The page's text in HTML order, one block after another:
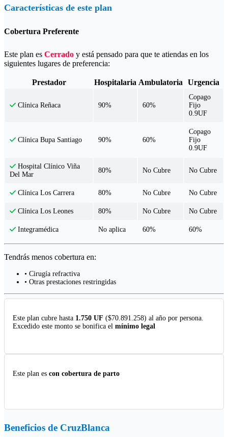
Características de este plan
Cobertura Preferente
Este plan es Cerrado y está pensado para que te atiendas en los
siguientes lugares de preferencia:
Prestador Hospitalaria Ambulatoria Urgencia
Clínica Reñaca 90% 60%
Copago
Fijo
0.9UF
Clínica Bupa Santiago 90% 60%
Copago
Fijo
0.9UF
Hospital Clínico Viña
Del Mar
80% No Cubre No Cubre
Clínica Los Carrera 80% No Cubre No Cubre
Clínica Los Leones 80% No Cubre No Cubre
Integramédica No aplica 60% 60%
Tendrás menos cobertura en:
• Cirugía refractiva
• Otras prestaciones restringidas
Este plan cubre hasta 1.750 UF ($70.891.258) al año por persona.
Excedido este monto se bonifica el mínimo legal
Este plan es con cobertura de parto
Beneficios de CruzBlanca